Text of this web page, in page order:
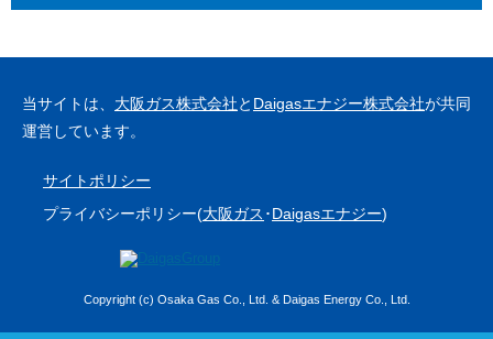
当サイトは、 大阪ガス株式会社と Daigasエナジー株式会社が共同
運営しています。
サイトポリシー
プライバシーポリシー(大阪ガス ･Daigasエナジー)
Copyright (c) Osaka Gas Co., Ltd. & Daigas Energy Co., Ltd.